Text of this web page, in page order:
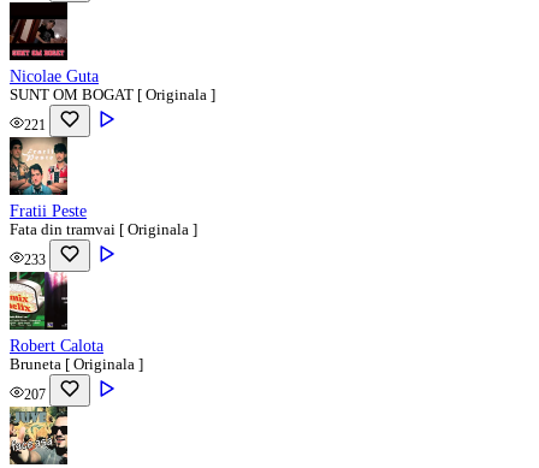
Nicolae Guta
SUNT OM BOGAT [ Originala ]
221
Fratii Peste
Fata din tramvai [ Originala ]
233
Robert Calota
Bruneta [ Originala ]
207